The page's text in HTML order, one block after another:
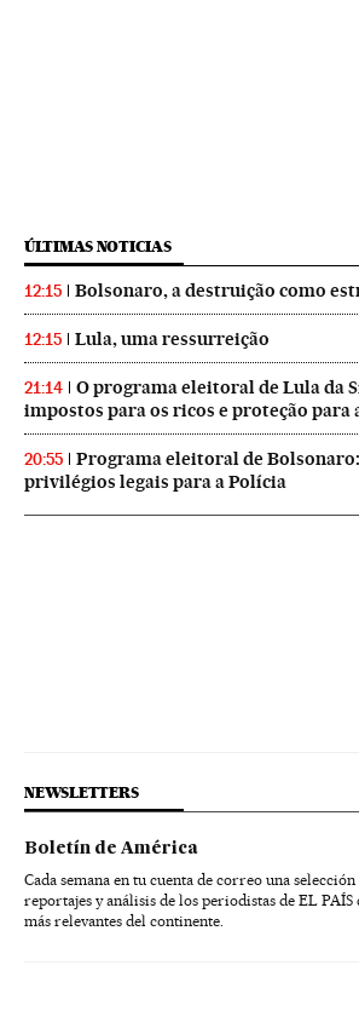
ÚLTIMAS NOTICIAS
12:15 Bolsonaro, a destruição como
12:15 Lula, uma ressurreição
21:14
O programa eleitoral de Lula da
impostos para os ricos e proteção para
20:55
Programa eleitoral de
privilégios legais para a Polícia
NEWSLETTERS
Boletín de América
Cada semana en tu cuenta de correo una selección
reportajes y análisis de los periodistas de EL
más relevantes del continente.